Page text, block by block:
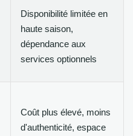
Disponibilité limitée en
haute saison,
dépendance aux
services optionnels
Coût plus élevé, moins
d'authenticité, espace